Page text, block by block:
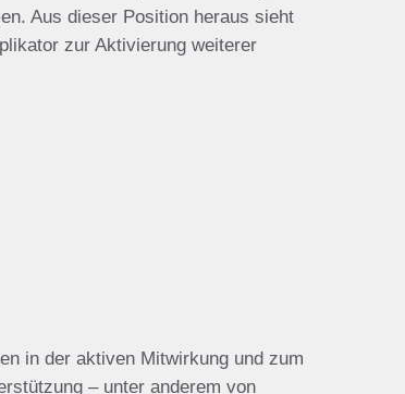
Aus dieser Position heraus sieht
zur Aktivierung weiterer
in der aktiven Mitwirkung und zum
– unter anderem von